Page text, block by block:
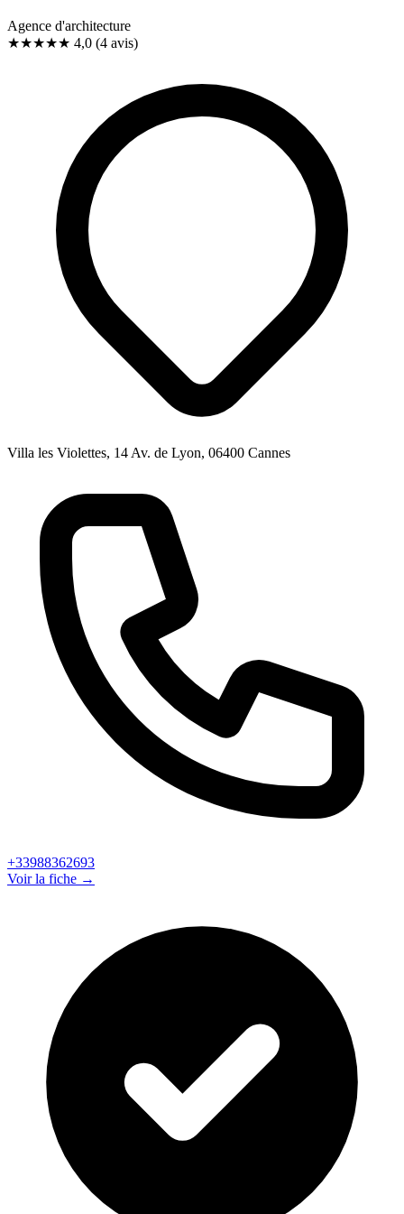
Agence d'architecture
★★★★★ 4,0 (4 avis)
Villa les Violettes, 14 Av. de Lyon, 06400 Cannes
+33988362693
Voir la fiche →